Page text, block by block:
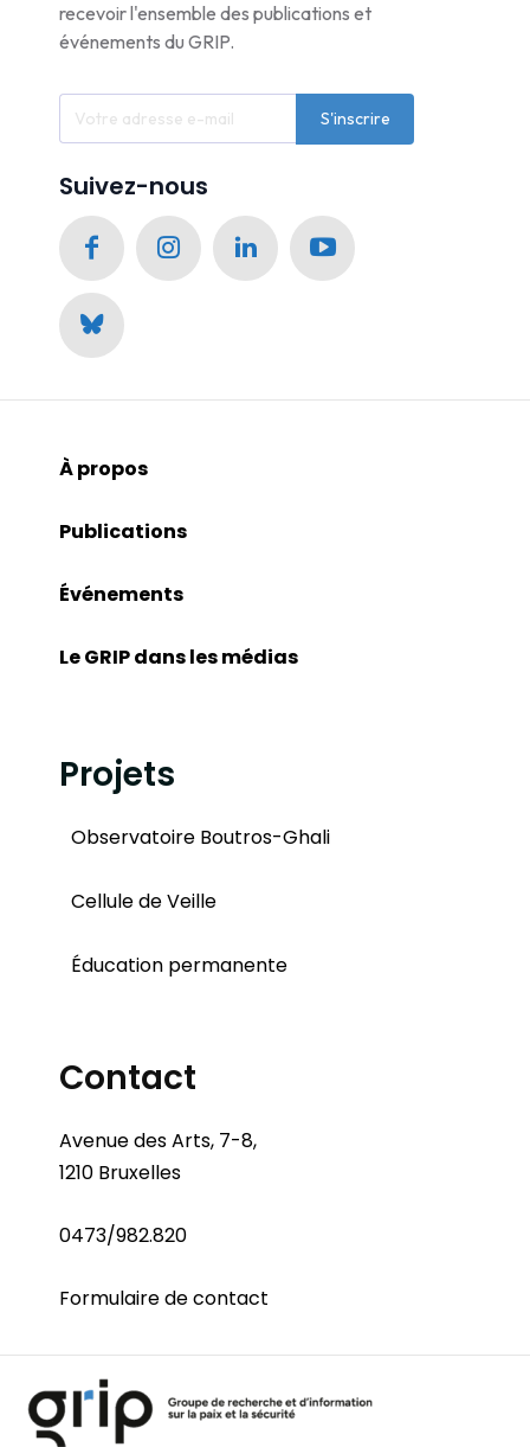
recevoir l'ensemble des publications et
événements du GRIP.
S'inscrire
Suivez-nous
À propos
Publications
Événements
Le GRIP dans les médias
Projets
Observatoire Boutros-Ghali
Cellule de Veille
Éducation permanente
Contact
Avenue des Arts, 7-8,
1210 Bruxelles
0473/982.820
Formulaire de contact